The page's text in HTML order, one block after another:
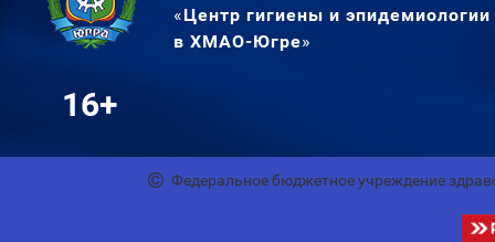
«Центр гигиены и эпидемиологии
в ХМАО-Югре»
16+
Федеральное бюджетное учреждение